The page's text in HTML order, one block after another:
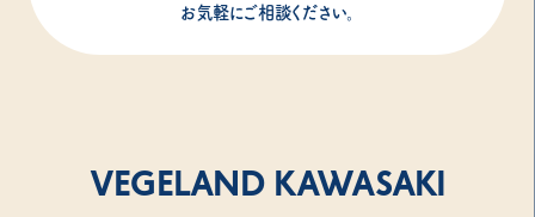
お気軽にご相談ください。
VEGELAND KAWASAKI